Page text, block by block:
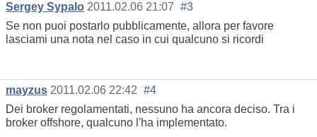
Sergey Sypalo 2011.02.06 21:07 #3
Se non puoi postarlo pubblicamente, allora per favore
lasciami una nota nel caso in cui qualcuno si ricordi
mayzus 2011.02.06 22:42 #4
Dei broker regolamentati, nessuno ha ancora deciso. Tra i
broker offshore, qualcuno l'ha implementato.